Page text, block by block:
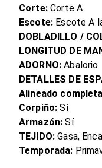
Corte:Corte A
Escote: Escote A
DOBLADILLO /
LONGITUD DE
ADORNO: Abalorio
DETALLES DE
Alineado
Corpiño: Sí
Armazón: Sí
TEJIDO: Gasa,
Temporada: